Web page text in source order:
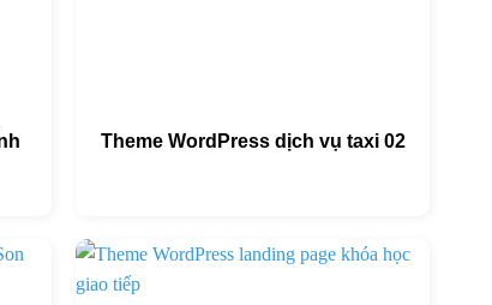
Theme WordPress dịch vụ taxi 02